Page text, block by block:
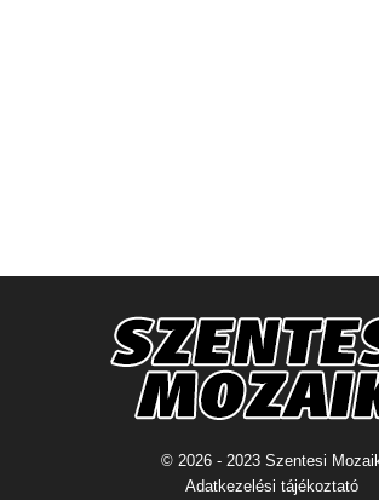
© 2026 - 2023 Szentesi
Adatkezelési tájékoztató